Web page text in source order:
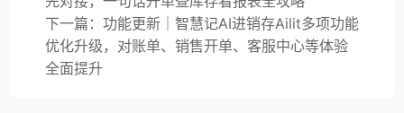
下一篇：功能更新｜智慧记AI进销存Ailit多项功能
优化升级，对账单、销售开单、客服中心等体验
全面提升